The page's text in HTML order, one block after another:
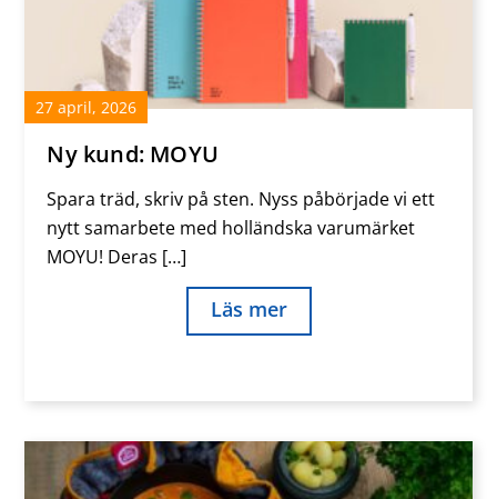
27 april,2026
Ny kund: MOYU
Spara träd, skriv på sten. Nyss påbörjade vi ett
nytt samarbete med holländska varumärket
MOYU! Deras […]
Läs mer